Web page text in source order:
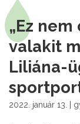
„Ez
valakit
Liliána-
2022. január 13. |